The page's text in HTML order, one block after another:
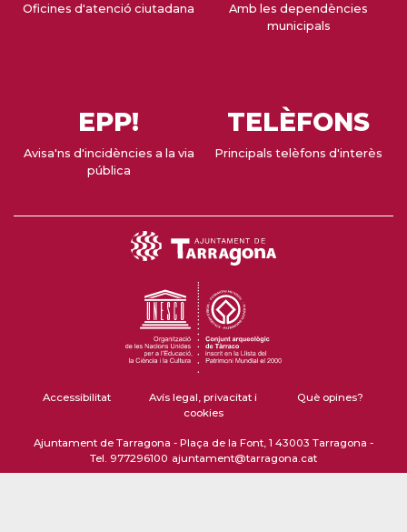
Oficines d'atenció ciutadana
Amb les dependències
municipals
EPP!
Avisa'ns d'incidències a la via
pública
TELÈFONS
Principals telèfons d'interès
Accessibilitat
Avís legal, privacitat i
cookies
Què opines?
Ajuntament de Tarragona - Plaça de la Font, 1 43003 Tarragona -
Tel. 977296100 ajuntament@tarragona.cat